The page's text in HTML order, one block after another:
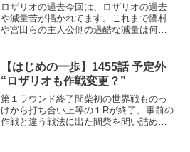
ロザリオの過去今回は、ロザリオの過去
や減量苦が描かれてます。これまで鷹村
や宮田らの主人公側の過酷な減量は何度
戦が開催の運びとなり、間柴了は世界戦
前夜を迎えます。生まれ変...
【はじめの一歩】1455話 予定外
“ロザリオも作戦変更？”
第１ラウンド終了間柴初の世界戦ものっ
けから打ち合い上等の１Rが終了。事前の
作戦と違う戦法に出た間柴を問い詰める